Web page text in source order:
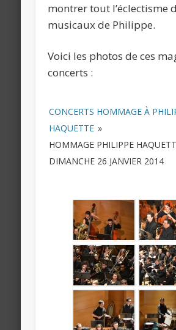
montrer tout l’éclectisme
musicaux de Philippe.
Voici les photos de ces
concerts :
CONCERTS HOMMAGE À
HAQUETTE »
HOMMAGE PHILIPPE
DIMANCHE 26 JANVIER 2014